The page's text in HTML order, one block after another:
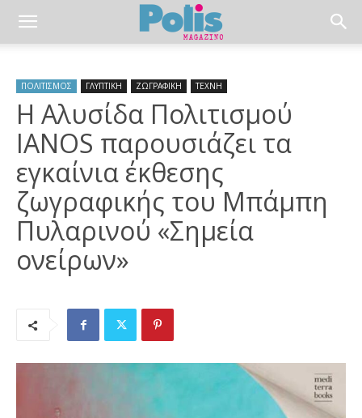
ΠΟΛΙΤΙΣΜΟΣ ΓΛΥΠΤΙΚΗ ΖΩΓΡΑΦΙΚΗ ΤΕΧΝΗ
Η Αλυσίδα Πολιτισμού
IANOS παρουσιάζει τα
εγκαίνια έκθεσης
ζωγραφικής του Μπάμπη
Πυλαρινού «Σημεία
ονείρων»